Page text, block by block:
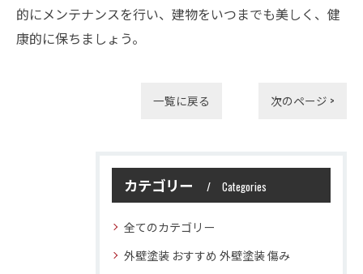
的にメンテナンスを行い、建物をいつまでも美しく、健
康的に保ちましょう。
一覧に戻る 次のページ >
カテゴリー Categories
全てのカテゴリー
外壁塗装 おすすめ 外壁塗装 傷み